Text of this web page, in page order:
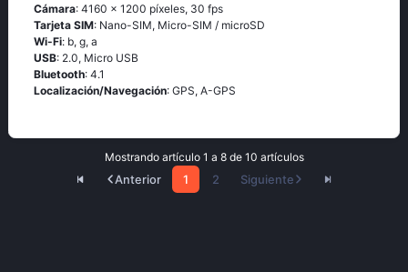
Cámara: 4160 x 1200 píxeles, 30 fps
Tarjeta SIM: Nano-SIM, Micro-SIM / microSD
Wi-Fi: b, g, а
USB: 2.0, Micro USB
Bluetooth: 4.1
Localización/Navegación: GРS, А-GРS
Mostrando artículo 1 a 8 de 10 artículos
Anterior
1 2 Siguiente